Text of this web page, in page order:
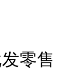
零售